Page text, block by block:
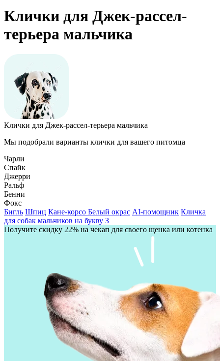
Клички для Джек-рассел-
терьера мальчика
Клички для Джек-рассел-терьера мальчика
Мы подобрали варианты клички для вашего питомца
Чарли
Спайк
Джерри
Ральф
Бенни
Фокс
Бигль Шпиц Кане-корсо Белый окрас AI-помощник Кличка
для собак мальчиков на букву З
Получите скидку 22% на чекап для своего щенка или котенка